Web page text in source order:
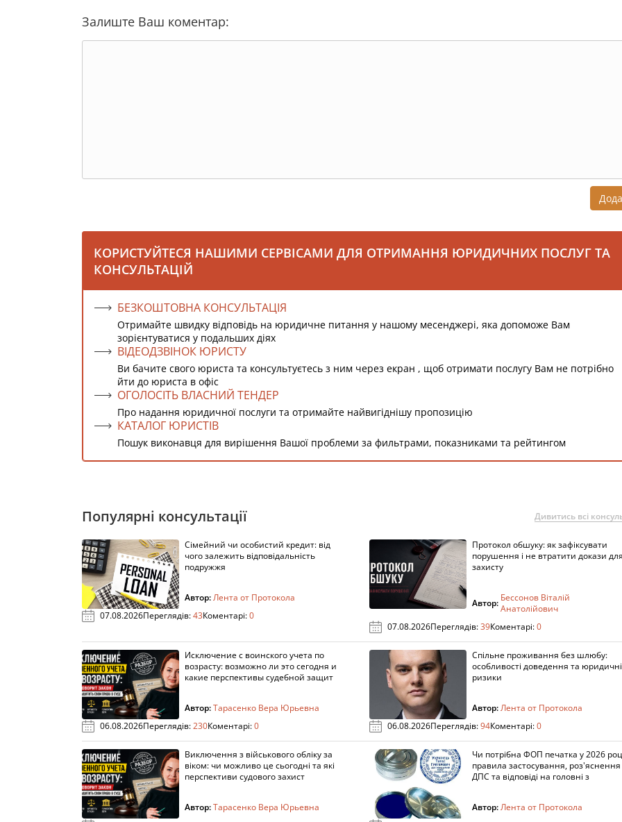
Залиште Ваш коментар:
КОРИСТУЙТЕСЯ НАШИМИ СЕРВІСАМИ ДЛЯ ОТРИМАННЯ ЮРИДИЧНИХ ПОСЛУГ ТА
КОНСУЛЬТАЦІЙ
БЕЗКОШТОВНА КОНСУЛЬТАЦІЯ
Отримайте швидку відповідь на юридичне питання у нашому месенджері, яка допоможе Вам
зорієнтуватися у подальших діях
ВІДЕОДЗВІНОК ЮРИСТУ
Ви бачите свого юриста та консультуєтесь з ним через екран , щоб отримати послугу Вам не потрібно
йти до юриста в офіс
ОГОЛОСІТЬ ВЛАСНИЙ ТЕНДЕР
Про надання юридичної послуги та отримайте найвигіднішу пропозицію
КАТАЛОГ ЮРИСТІВ
Пошук виконавця для вирішення Вашої проблеми за фильтрами, показниками та рейтингом
Популярні консультації Дивитись всі
Сімейний чи особистий кредит: від
чого залежить відповідальність
подружжя
Автор:Лента от Протокола
07.08.2026Переглядів:43Коментарі:0
Протокол обшуку: як зафіксувати
порушення і не втратити докази
захисту
Автор: Бессонов Віталій
Анатолійович
07.08.2026Переглядів:39Коментарі:0
Исключение с воинского учета по
возрасту: возможно ли это сегодня и
какие перспективы судебной защит
Автор:Тарасенко Вера Юрьевна
06.08.2026Переглядів:230Коментарі:0
Спільне проживання без шлюбу:
особливості доведення та юридичні
ризики
Автор:Лента от Протокола
06.08.2026Переглядів:94Коментарі:0
Виключення з військового обліку за
віком: чи можливо це сьогодні та які
перспективи судового захист
Автор:Тарасенко Вера Юрьевна
Чи потрібна ФОП печатка у 2026
правила застосування, роз'яснення
ДПС та відповіді на головні з
Автор:Лента от Протокола